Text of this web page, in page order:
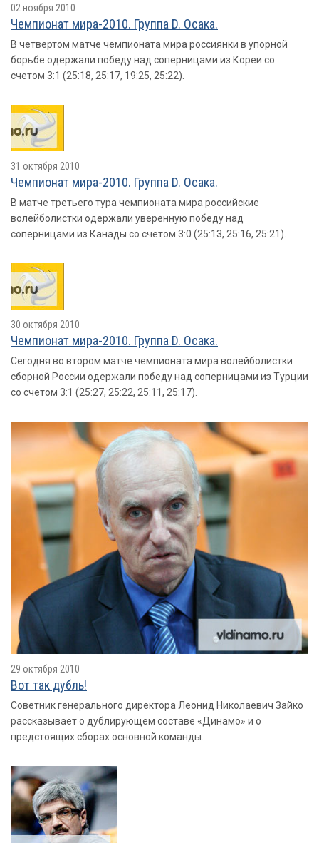
02 ноября 2010
Чемпионат мира-2010. Группа D. Осака.
В четвертом матче чемпионата мира россиянки в упорной
борьбе одержали победу над соперницами из Кореи со
счетом 3:1 (25:18, 25:17, 19:25, 25:22).
31 октября 2010
Чемпионат мира-2010. Группа D. Осака.
В матче третьего тура чемпионата мира российские
волейболистки одержали уверенную победу над
соперницами из Канады со счетом 3:0 (25:13, 25:16, 25:21).
30 октября 2010
Чемпионат мира-2010. Группа D. Осака.
Сегодня во втором матче чемпионата мира волейболистки
сборной России одержали победу над соперницами из Турции
со счетом 3:1 (25:27, 25:22, 25:11, 25:17).
29 октября 2010
Вот так дубль!
Советник генерального директора Леонид Николаевич Зайко
рассказывает о дублирующем составе «Динамо» и о
предстоящих сборах основной команды.